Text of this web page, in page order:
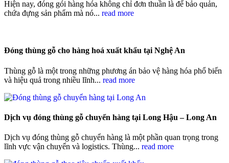
Hiện nay, đóng gói hàng hóa không chỉ đơn thuần là để bảo quản,
chứa đựng sản phẩm mà nó... read more
Đóng thùng gỗ cho hàng hoá xuất khẩu tại Nghệ An
Thùng gỗ là một trong những phương án bảo vệ hàng hóa phổ biến
và hiệu quả trong nhiều lĩnh... read more
Dịch vụ đóng thùng gỗ chuyển hàng tại Long Hậu – Long An
Dịch vụ đóng thùng gỗ chuyển hàng là một phần quan trọng trong
lĩnh vực vận chuyển và logistics. Thùng... read more